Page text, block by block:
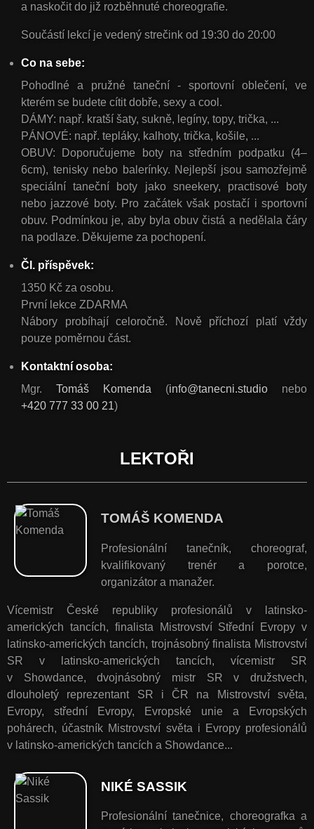
a naskočit do již rozběhnuté choreografie.
Součástí lekcí je vedený strečink od 19:30 do 20:00
Co na sebe:
Pohodlné a pružné taneční - sportovní oblečení, ve
kterém se budete cítit dobře, sexy a cool.
DÁMY: např. kratší šaty, sukně, legíny, topy, trička, ...
PÁNOVÉ: např. tepláky, kalhoty, trička, košile, ...
OBUV: Doporučujeme boty na středním podpatku (4–
6cm), tenisky nebo balerínky. Nejlepší jsou samozřejmě
speciální taneční boty jako sneekery, practisové boty
nebo jazzové boty. Pro začátek však postačí i sportovní
obuv. Podmínkou je, aby byla obuv čistá a nedělala čáry
na podlaze. Děkujeme za pochopení.
Čl. příspěvek:
1350 Kč za osobu.
První lekce ZDARMA
Nábory probíhají celoročně. Nově příchozí platí vždy
pouze poměrnou část.
Kontaktní osoba:
Mgr. Tomáš Komenda (info@tanecni.studio nebo
+420 777 33 00 21)
LEKTOŘI
TOMÁŠ KOMENDA
Profesionální tanečník, choreograf,
kvalifikovaný trenér a porotce,
organizátor a manažer.
Vícemistr České republiky profesionálů v latinsko-
amerických tancích, finalista Mistrovství Střední Evropy v
latinsko-amerických tancích, trojnásobný finalista Mistrovství
SR v latinsko-amerických tancích, vícemistr SR
v Showdance, dvojnásobný mistr SR v družstvech,
dlouholetý reprezentant SR i ČR na Mistrovství světa,
Evropy, střední Evropy, Evropské unie a Evropských
pohárech, účastník Mistrovství světa i Evropy profesionálů
v latinsko-amerických tancích a Showdance...
NIKÉ SASSIK
Profesionální tanečnice, choreografka a